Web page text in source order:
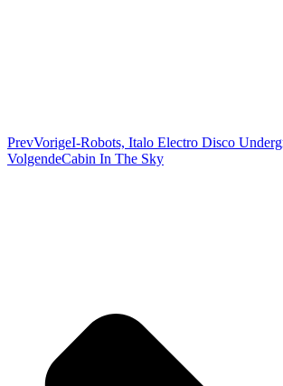
PrevVorigeI-Robots, Italo Electro Disco
VolgendeCabin In The Sky